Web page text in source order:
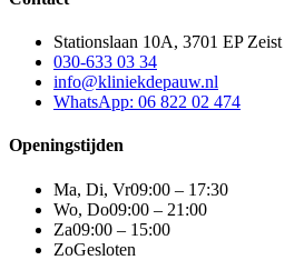
Stationslaan 10A, 3701 EP Zeist
030-633 03 34
info@kliniekdepauw.nl
WhatsApp: 06 822 02 474
Openingstijden
Ma, Di, Vr09:00 – 17:30
Wo, Do09:00 – 21:00
Za09:00 – 15:00
ZoGesloten